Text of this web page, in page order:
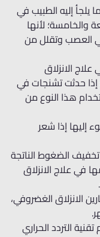
يلجأ إليه الطبيب في
والخامسة؛ لأنها
العصبوتقلل من
الانزلاق
إذا حدثت تشنجات في
هذا النوع من
إليها إذا شعر
الضغوط الناتجة
في علاج الانزلاق
الانزلاق الغضروفي،
التردد الحراري